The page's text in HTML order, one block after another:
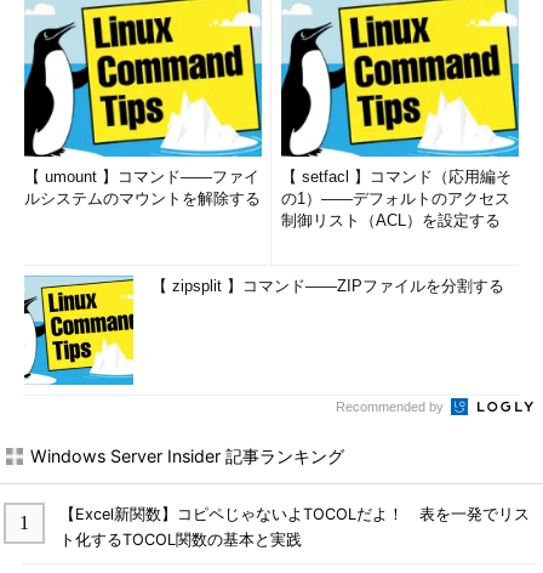
【 umount 】コマンド――ファイ
ルシステムのマウントを解除する
【 setfacl 】コマンド（応用編そ
の1）――デフォルトのアクセス
制御リスト（ACL）を設定する
【 zipsplit 】コマンド――ZIPファイルを分割する
Recommended by
Windows Server Insider 記事ランキング
【Excel新関数】コピペじゃないよTOCOLだよ！ 表を一発でリス
ト化するTOCOL関数の基本と実践